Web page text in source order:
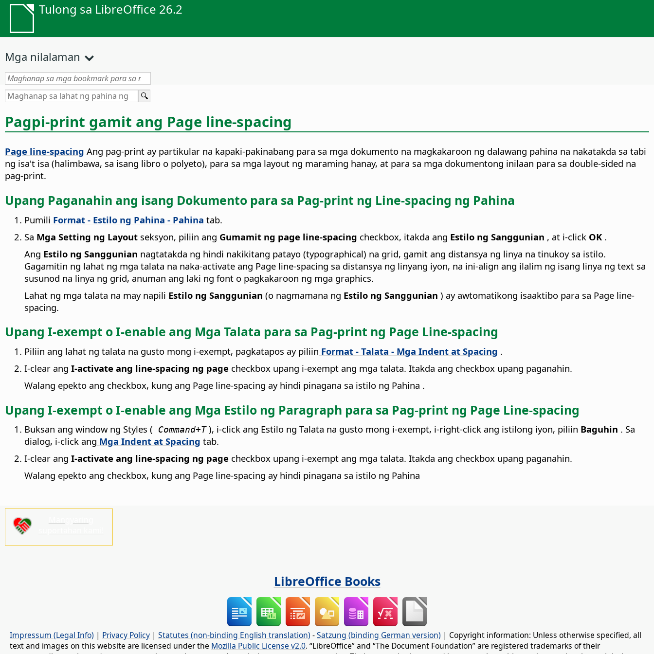
Tulong sa LibreOffice 26.2
Mga nilalaman
Pagpi-print gamit ang Page line-spacing
Page line-spacing Ang pag-print ay partikular na kapaki-pakinabang para sa mga dokumento na magkakaroon ng dalawang pahina na nakatakda sa tabi
ng isa't isa (halimbawa, sa isang libro o polyeto), para sa mga layout ng maraming hanay, at para sa mga dokumentong inilaan para sa double-sided na
pag-print.
Upang Paganahin ang isang Dokumento para sa Pag-print ng Line-spacing ng Pahina
Pumili Format - Estilo ng Pahina - Pahina tab.
Sa Mga Setting ng Layout seksyon, piliin ang Gumamit ng page line-spacing checkbox, itakda ang Estilo ng Sanggunian , at i-click OK .
Ang Estilo ng Sanggunian nagtatakda ng hindi nakikitang patayo (typographical) na grid, gamit ang distansya ng linya na tinukoy sa istilo.
Gagamitin ng lahat ng mga talata na naka-activate ang Page line-spacing sa distansya ng linyang iyon, na ini-align ang ilalim ng isang linya ng text sa
susunod na linya ng grid, anuman ang laki ng font o pagkakaroon ng mga graphics.
Lahat ng mga talata na may napili Estilo ng Sanggunian (o nagmamana ng Estilo ng Sanggunian ) ay awtomatikong isaaktibo para sa Page line-
spacing.
Upang I-exempt o I-enable ang Mga Talata para sa Pag-print ng Page Line-spacing
Piliin ang lahat ng talata na gusto mong i-exempt, pagkatapos ay piliin Format - Talata - Mga Indent at Spacing .
I-clear ang I-activate ang line-spacing ng page checkbox upang i-exempt ang mga talata. Itakda ang checkbox upang paganahin.
Walang epekto ang checkbox, kung ang Page line-spacing ay hindi pinagana sa istilo ng Pahina .
Upang I-exempt o I-enable ang Mga Estilo ng Paragraph para sa Pag-print ng Page Line-spacing
Buksan ang window ng Styles ( Command+T), i-click ang Estilo ng Talata na gusto mong i-exempt, i-right-click ang istilong iyon, piliin Baguhin . Sa
dialog, i-click ang Mga Indent at Spacing tab.
I-clear ang I-activate ang line-spacing ng page checkbox upang i-exempt ang mga talata. Itakda ang checkbox upang paganahin.
Walang epekto ang checkbox, kung ang Page line-spacing ay hindi pinagana sa istilo ng Pahina
LibreOffice Books
Impressum (Legal Info) | Privacy Policy | Statutes (non-binding English translation) -Satzung (binding German version) | Copyright information: Unless otherwise specified, all
text and images on this website are licensed under the Mozilla Public License v2.0. “LibreOffice” and “The Document Foundation” are registered trademarks of their